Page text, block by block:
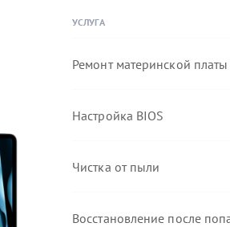
УСЛУГА
Ремонт материнской платы
Настройка BIOS
Чистка от пыли
Восстановление после